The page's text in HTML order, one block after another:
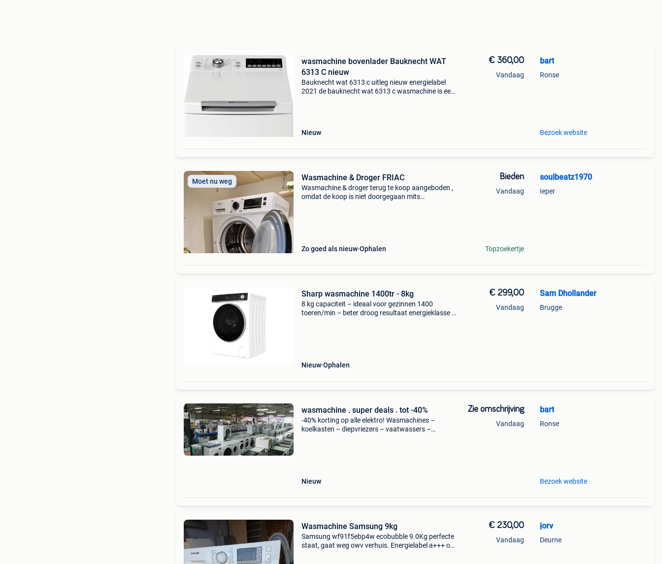
wasmachine bovenlader Bauknecht WAT
6313 C nieuw
Bauknecht wat 6313 c uitleg nieuw energielabel
2021 de bauknecht wat 6313 c wasmachine is een
Nieuw
€ 360,00
Vandaag
bart
Ronse
Bezoek website
Moet nu weg Wasmachine & Droger FRIAC
Wasmachine & droger terug te koop aangeboden ,
omdat de koop is niet doorgegaan mits
Zo goed als nieuw Ophalen
Bieden
Vandaag
Topzoekertje
soulbeatz1970
Ieper
Sharp wasmachine 1400tr - 8kg
8 kg capaciteit – ideaal voor gezinnen 1400
toeren/min – beter droog resultaat energieklasse a-
Nieuw Ophalen
€ 299,00
Vandaag
Sam Dhollander
Brugge
wasmachine . super deals . tot -40%
-40% korting op alle elektro! Wasmachines –
koelkasten – diepvriezers – vaatwassers –
Nieuw
Zie omschrijving
Vandaag
bart
Ronse
Bezoek website
Wasmachine Samsung 9kg
Samsung wf91f5ebp4w ecobubble 9.0Kg perfecte
staat, gaat weg owv verhuis. Energielabel a+++ op
€ 230,00
Vandaag
jorv
Deurne